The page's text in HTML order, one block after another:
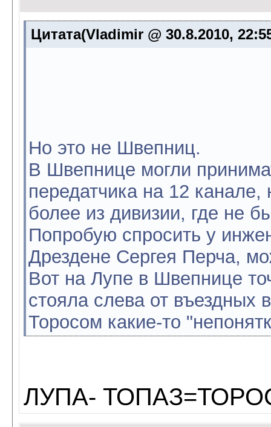
Цитата(Vladimir @ 30.8.2010,
Но это не Швепниц.
В Швепнице могли
передатчика на 12
более из дивизии, где не
Попробую спросить у
Дрездене Сергея Перча,
Вот на Лупе в Швепнице
стояла слева от въездных
Торосом какие-то
ЛУПА-